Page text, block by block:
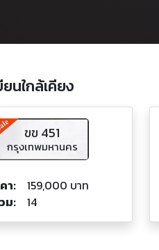
ยนใกล้เคียง
ขข 451
กรุงเทพมหานคร
า:
159,000 บาท
ม:
14